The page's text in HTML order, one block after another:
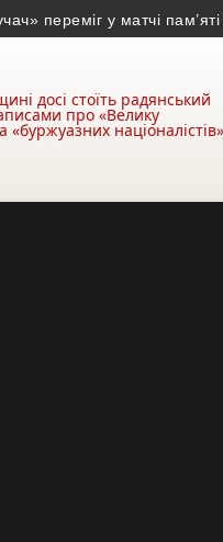
у матчі пам’яті
досі стоїть радянський
про «Велику
«буржуазних націоналістів»